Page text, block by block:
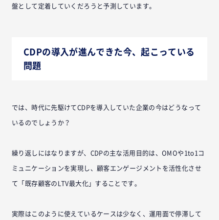
盤として定着していくだろうと予測しています。
CDPの導入が進んできた今、起こっている
問題
では、時代に先駆けてCDPを導入していた企業の今はどうなって
いるのでしょうか？
繰り返しにはなりますが、CDPの主な活用目的は、OMOや1to1コ
ミュニケーションを実現し、顧客エンゲージメントを活性化させ
て「既存顧客のLTV最大化」することです。
実際はこのように使えているケースは少なく、運用面で停滞して